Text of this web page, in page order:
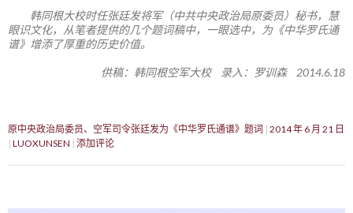
韩同根大校时任张廷发将军（中共中央政治局原委员）秘书，慧
眼识文化，从笔者提供的几个题词稿中，一眼选中，为《中华罗氏通
谱》增添了厚重的历史价值。
供稿：韩同根空军大校 录入：罗训森 2014.6.18
原中央政治局委员、空军司令张廷发为《中华罗氏通谱》题词 2014 年 6 月 21 日
LUOXUNSEN 添加评论